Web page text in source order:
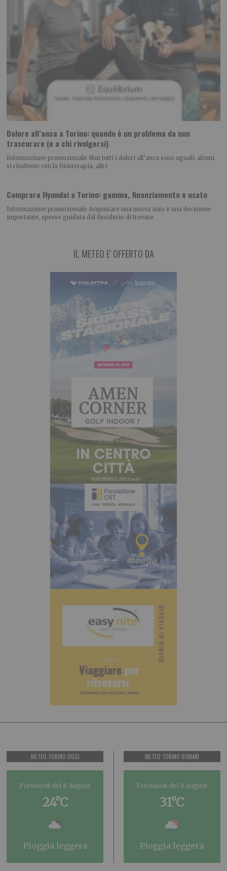
Dolore all’anca a Torino: quando è un problema da non
trascurare (e a chi rivolgersi)
Informazione promozionale Non tutti i dolori all’anca sono uguali: alcuni
si risolvono con la fisioterapia, altri
Comprare Hyundai a Torino: gamma, finanziamento e usato
Informazione promozionale Acquistare una nuova auto è una decisione
importante, spesso guidata dal desiderio di trovare
IL METEO E' OFFERTO DA
METEO TORINO OGGI
Previsioni del 8 August
24°C
pioggia leggera
METEO TORINO DOMANI
Previsioni del 9 August
31°C
pioggia leggera